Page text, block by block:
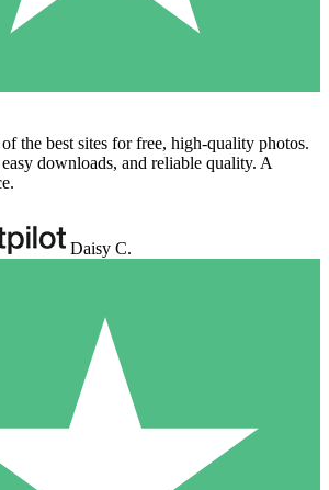
the best sites for free, high‑quality photos.
downloads, and reliable quality. A
Daisy C.